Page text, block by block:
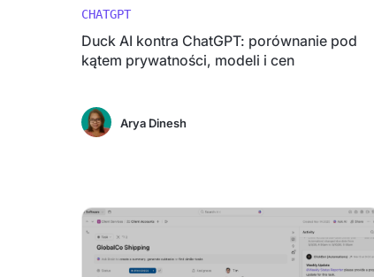
CHATGPT
Duck AI kontra ChatGPT: porównanie pod
kątem prywatności, modeli i cen
Arya Dinesh